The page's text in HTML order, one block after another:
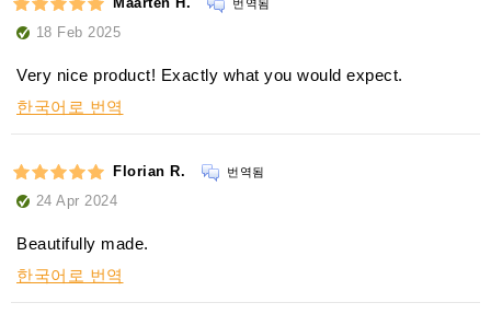
번역됨
18 Feb 2025
Very nice product! Exactly what you would expect.
한국어로 번역
Florian R. 번역됨
24 Apr 2024
Beautifully made.
한국어로 번역